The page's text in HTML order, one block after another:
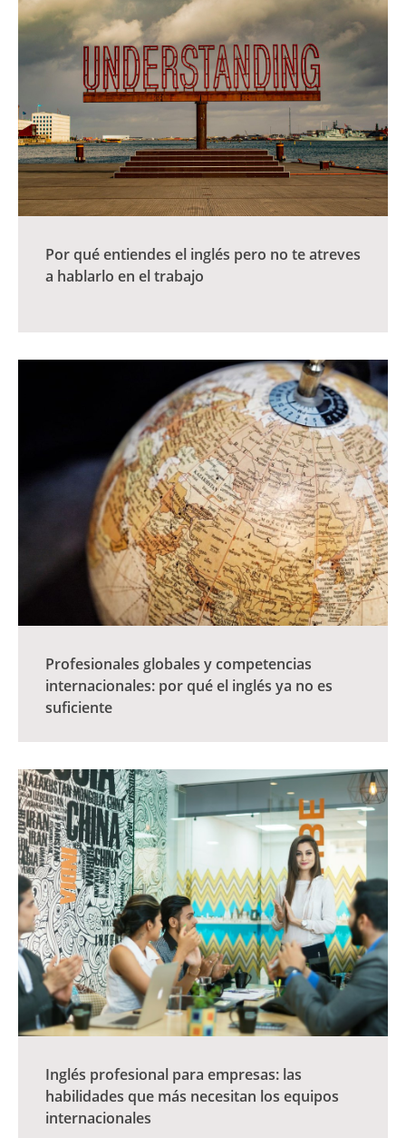
Por qué entiendes el inglés pero no te atreves
a hablarlo en el trabajo
Profesionales globales y competencias
internacionales: por qué el inglés ya no es
suficiente
Inglés profesional para empresas: las
habilidades que más necesitan los equipos
internacionales